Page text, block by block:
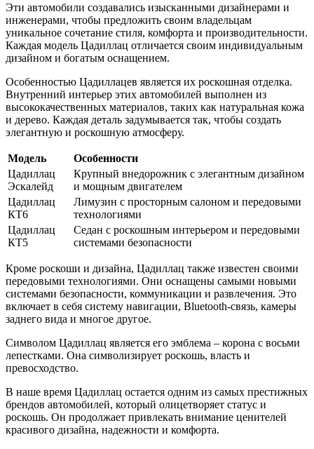
Эти автомобили создавались изысканными дизайнерами и
инженерами, чтобы предложить своим владельцам
уникальное сочетание стиля, комфорта и производительности.
Каждая модель Цадиллац отличается своим индивидуальным
дизайном и богатым оснащением.
Особенностью Цадиллацев является их роскошная отделка.
Внутренний интерьер этих автомобилей выполнен из
высококачественных материалов, таких как натуральная кожа
и дерево. Каждая деталь задумывается так, чтобы создать
элегантную и роскошную атмосферу.
Модель
Особенности
Цадиллац
Эскалейд
Крупный внедорожник с элегантным дизайном
и мощным двигателем
Цадиллац
КТ6
Лимузин с просторным салоном и передовыми
технологиями
Цадиллац
КТ5
Седан с роскошным интерьером и передовыми
системами безопасности
Кроме роскоши и дизайна, Цадиллац также известен своими
передовыми технологиями. Они оснащены самыми новыми
системами безопасности, коммуникации и развлечения. Это
включает в себя систему навигации, Bluetooth-связь, камеры
заднего вида и многое другое.
Символом Цадиллац является его эмблема – корона с восьми
лепестками. Она символизирует роскошь, власть и
превосходство.
В наше время Цадиллац остается одним из самых престижных
брендов автомобилей, который олицетворяет статус и
роскошь. Он продолжает привлекать внимание ценителей
красивого дизайна, надежности и комфорта.